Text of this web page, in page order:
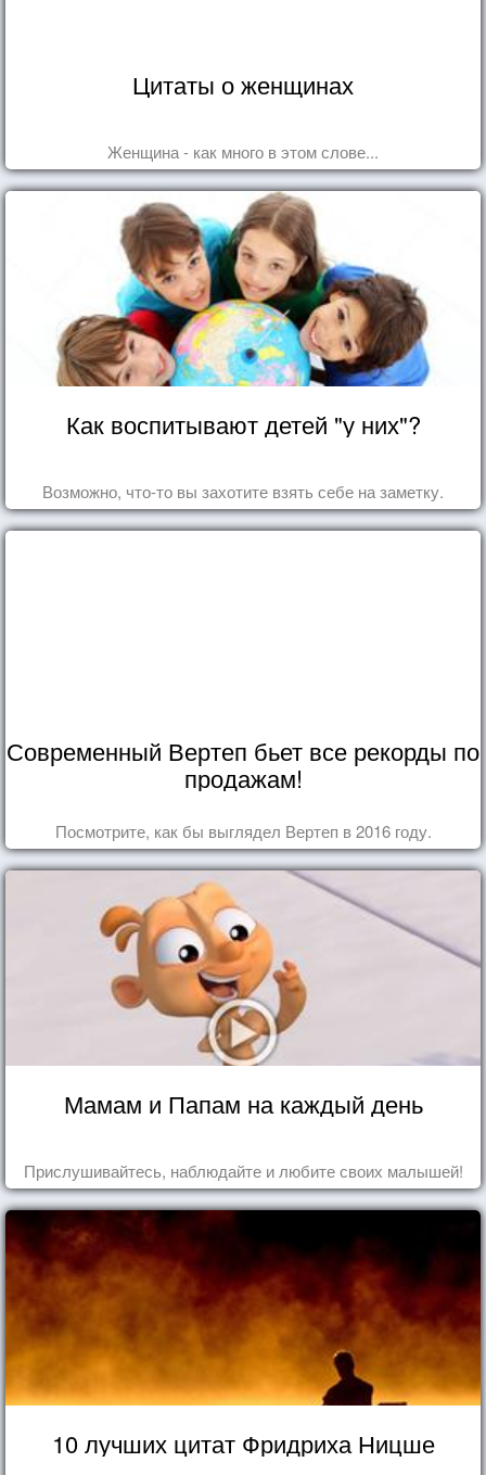
Цитаты о женщинах
Женщина - как много в этом слове...
Как воспитывают детей "у них"?
Возможно, что-то вы захотите взять себе на заметку.
Современный Вертеп бьет все рекорды по
продажам!
Посмотрите, как бы выглядел Вертеп в 2016 году.
Мамам и Папам на каждый день
Прислушивайтесь, наблюдайте и любите своих малышей!
10 лучших цитат Фридриха Ницше